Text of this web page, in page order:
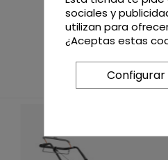
sociales y
utilizan para
¿Aceptas estas
Configurar